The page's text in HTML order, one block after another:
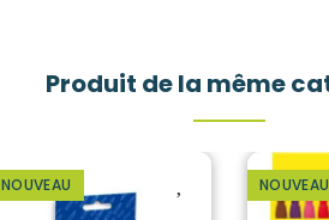
Produit de la même
NOUVEAU NOUVEAU